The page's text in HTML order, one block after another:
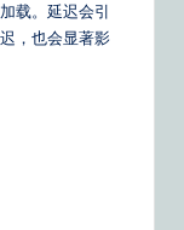
载。延迟会引
，也会显著影